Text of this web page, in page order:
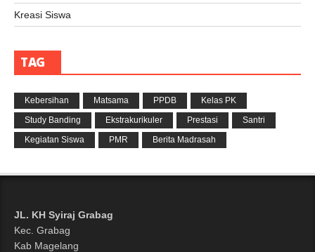
Kreasi Siswa
TAG
Kebersihan Matsama PPDB
Kelas PK
Study Banding
Ekstrakurikuler Prestasi
Santri
Kegiatan Siswa
PMR Berita Madrasah
JL. KH Syiraj Grabag
Kec. Grabag
Kab Magelang